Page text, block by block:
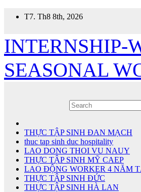
T7. Th8 8th, 2026
INTERNSHIP-
SEASONAL
THỰC TẬP SINH ĐAN MẠCH
thuc tap sinh duc hospitality
LAO DONG THOI VU NAUY
THỰC TẬP SINH MỸ CAEP
LAO ĐỘNG WORKER 4 NĂM
THỰC TẬP SINH ĐỨC
THỰC TẬP SINH HÀ LAN